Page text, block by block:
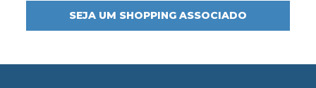
SEJA UM SHOPPING ASSOCIADO